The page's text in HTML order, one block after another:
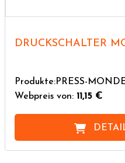
DRUCKSCHALTER
Produkte:PRESS-
Webpreis von: 11,15 €